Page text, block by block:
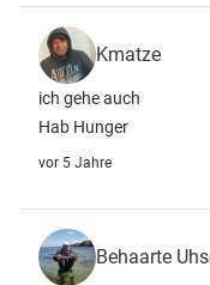
Kmatze
ich gehe auch
Hab Hunger
vor 5 Jahre
Behaarte